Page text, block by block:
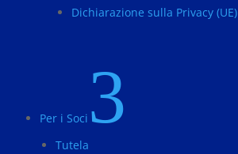
Dichiarazione sulla Privacy (UE)
Per i Soci 3
Tutela